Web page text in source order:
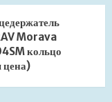
Morava
кольцо